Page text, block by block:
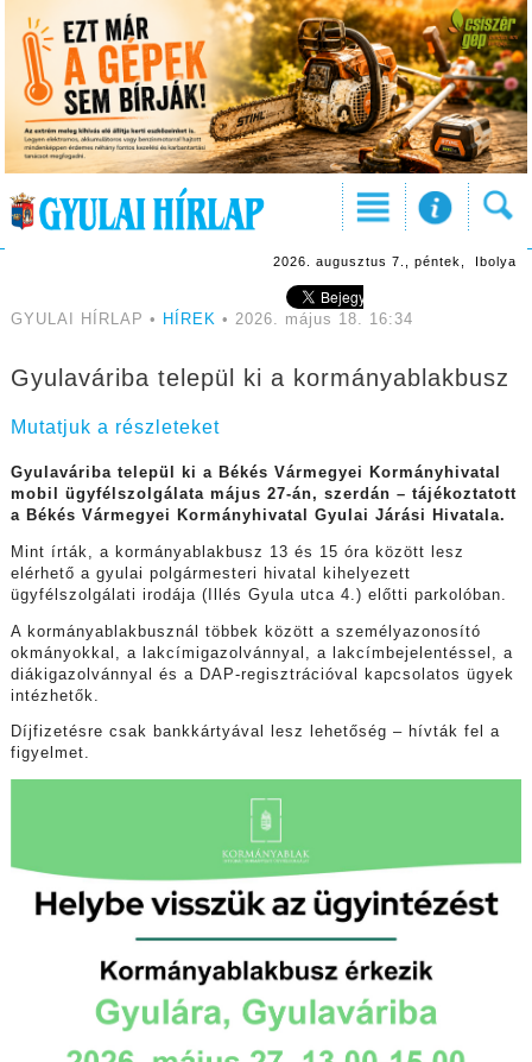
2026. augusztus 7., péntek, Ibolya
GYULAI HÍRLAP • HÍREK • 2026. május 18. 16:34
Gyulaváriba települ ki a kormányablakbusz
Mutatjuk a részleteket
Gyulaváriba települ ki a Békés Vármegyei Kormányhivatal
mobil ügyfélszolgálata május 27-án, szerdán – tájékoztatott
a Békés Vármegyei Kormányhivatal Gyulai Járási Hivatala.
Mint írták, a kormányablakbusz 13 és 15 óra között lesz
elérhető a gyulai polgármesteri hivatal kihelyezett
ügyfélszolgálati irodája (Illés Gyula utca 4.) előtti parkolóban.
A kormányablakbusznál többek között a személyazonosító
okmányokkal, a lakcímigazolvánnyal, a lakcímbejelentéssel, a
diákigazolvánnyal és a DAP-regisztrációval kapcsolatos ügyek
intézhetők.
Díjfizetésre csak bankkártyával lesz lehetőség – hívták fel a
figyelmet.